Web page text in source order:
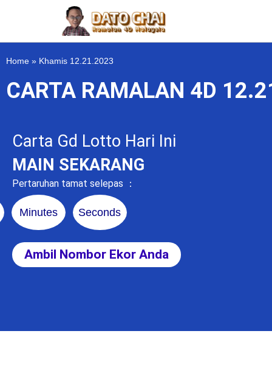
Home » Khamis 12.21.2023
CARTA RAMALAN 4D
Carta Gd Lotto Hari Ini
MAIN SEKARANG
Pertaruhan tamat selepas ：
Minutes Seconds
Ambil Nombor Ekor Anda